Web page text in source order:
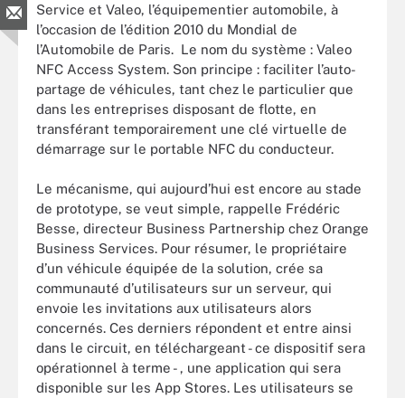
Service et Valeo, l’équipementier automobile, à
l’occasion de l’édition 2010 du Mondial de
l’Automobile de Paris. Le nom du système : Valeo
NFC Access System. Son principe : faciliter l’auto-
partage de véhicules, tant chez le particulier que
dans les entreprises disposant de flotte, en
transférant temporairement une clé virtuelle de
démarrage sur le portable NFC du conducteur.
Le mécanisme, qui aujourd’hui est encore au stade
de prototype, se veut simple, rappelle Frédéric
Besse, directeur Business Partnership chez Orange
Business Services. Pour résumer, le propriétaire
d’un véhicule équipée de la solution, crée sa
communauté d’utilisateurs sur un serveur, qui
envoie les invitations aux utilisateurs alors
concernés. Ces derniers répondent et entre ainsi
dans le circuit, en téléchargeant - ce dispositif sera
opérationnel à terme - , une application qui sera
disponible sur les App Stores. Les utilisateurs se